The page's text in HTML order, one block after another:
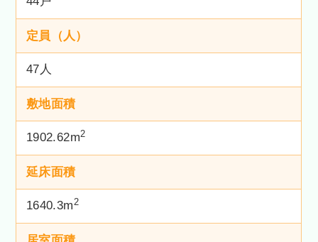
定員（人）
47人
敷地面積
1902.62m2
延床面積
1640.3m2